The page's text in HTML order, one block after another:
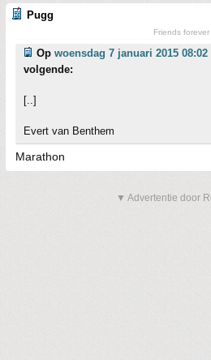
Pugg
Friends forever
Op woensdag 7 januari 2015 08:02
volgende:
[..]
Evert van Benthem
Marathon
▼ Advertentie door